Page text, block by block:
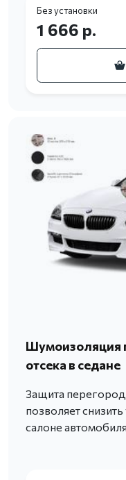
Без установки
1 666 р.
Шумоизоляция
отсека в седане
Защита
позволяет
салоне автомобиля.